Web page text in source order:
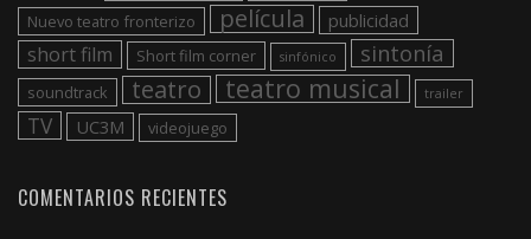
Nuevo teatro fronterizo película publicidad
short film Short film corner sinfónico sintonía
soundtrack teatro teatro musical trailer
TV UC3M videojuego
COMENTARIOS RECIENTES